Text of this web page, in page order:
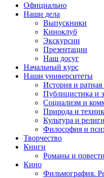
Официально
Наши дела
Выпускники
Киноклуб
Экскурсии
Презентации
Наш досуг
Начальный курс
Наши университеты
История и ратная
Публицистика и
Социализм и
Природа и
Культура и
Философия и
Творчество
Книги
Романы и
Кино
Фильмография.